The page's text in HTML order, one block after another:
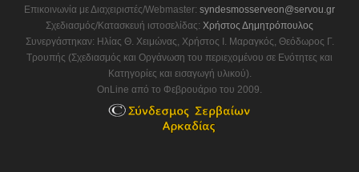
Επικοινωνία με Διαχειριστές/Webmaster: syndesmosserveon@servou.gr
Σχεδιασμός/Κατασκευή ιστοσελίδας: Χρήστος Δημητρόπουλος
Συνεργάστηκαν: Ηλίας Θ. Χειμώνας, Χρήστος Ι. Μαραγκός, Θεόδωρος Γ.
Τρουπής (Σχεδιασμός και Οργάνωση του περιεχομένου σε Ενότητες και
Κατηγορίες και εισαγωγή υλικού).
OnLine από το Φεβρουάριο του 2009.